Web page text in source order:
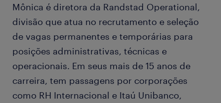
Mônica é diretora da Randstad Operational,
divisão que atua no recrutamento e seleção
de vagas permanentes e temporárias para
posições administrativas, técnicas e
operacionais. Em seus mais de 15 anos de
carreira, tem passagens por corporações
como RH Internacional e Itaú Unibanco,